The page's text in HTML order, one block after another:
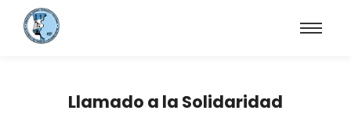
Llamado a la Solidaridad